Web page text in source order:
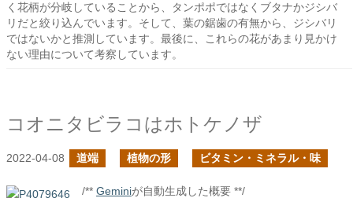
く花柄が分岐していることから、タンポポではなくブタナかジシバ
リだと絞り込んでいます。そして、葉の鋸歯の有無から、ジシバリ
ではないかと推測しています。最後に、これらの花があまり見かけ
ない理由について考察しています。
コオニタビラコはホトケノザ
2022-04-08 道端 植物の形 ビタミン・ミネラル・味
/** Geminiが自動生成した概要 **/